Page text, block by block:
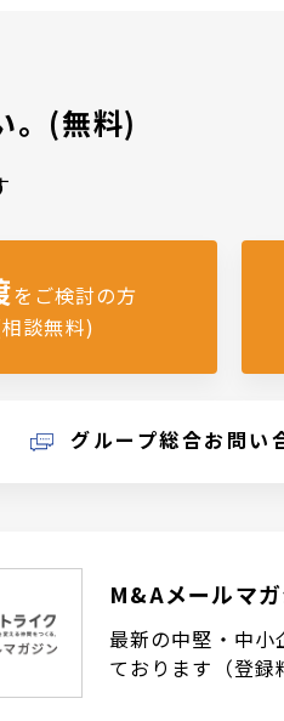
。(無料)
をご検討の方
談無料)
グループ総合お問い
M&Aメールマ
最新の中堅・中小
ております（登録